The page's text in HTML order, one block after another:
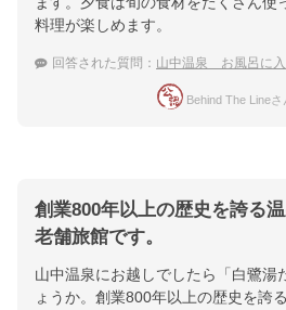
料理が楽しめます。
回答された質問： 山中温泉 お風呂に入りながら
Behind The Line
創業800年以上の歴史を誇る
老舗旅館です。
山中温泉にお越しでしたら「白鷺湯
ょうか。創業800年以上の歴史を誇